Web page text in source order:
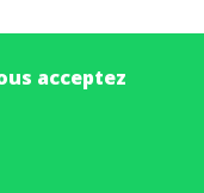
acceptez